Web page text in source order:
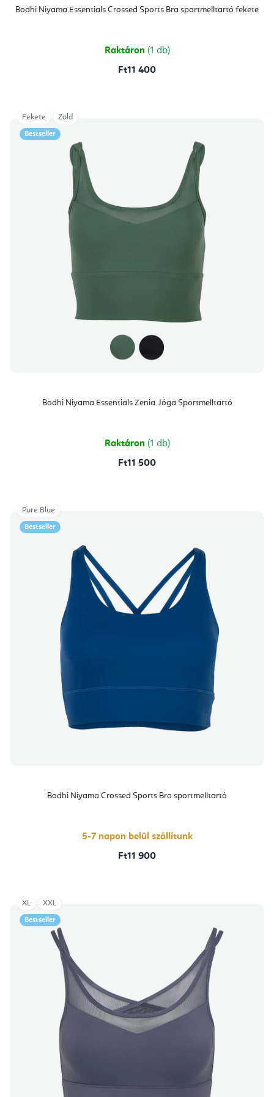
Bodhi Niyama Essentials Crossed Sports Bra sportmelltartó fekete
átlagos
értékelése
csillag.
Raktáron (1 db)
Ft11 400
Bestseller
Bodhi Niyama Essentials Zenia Jóga Sportmelltartó
Raktáron (1 db)
Ft11 500
Fekete Zöld
Bestseller
Bodhi Niyama Crossed Sports Bra sportmelltartó
5-7 napon belül szállítunk
Ft11 900
Pure Blue
Bestseller
XL XXL